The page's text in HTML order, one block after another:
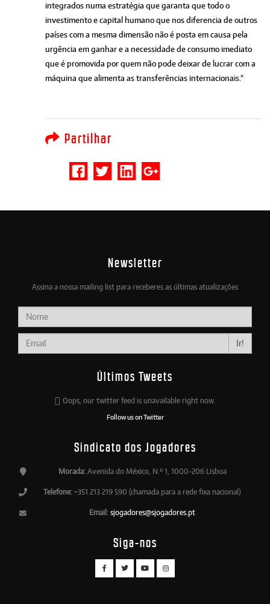
integrados numa estratégia que garanta que todo o
investimento e capital humano que nos diferencia de outros
países com a mesma dimensão não é posta em causa pela
urgência em ganhar e a necessidade de consumo imediato
que é promovida por quem não pode deixar de lucrar com a
máquina que alimenta as transferências internacionais."
Partilhar
Newsletter
Assina a nossa mailing list para receberes as últimas atualizações
Ir!
Últimos Tweets
Oops, our twitter feed is unavailable right now.
Follow us on Twitter
Sindicato dos Jogadores
Morada:Avenida do México, N.º 1, 1000-206 Lisboa
Telefone: +351 213 219 590 (chamada para a rede fixa nacional)
Email: sjogadores@sjogadores.pt
Siga-nos